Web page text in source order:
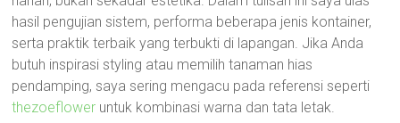
hasil pengujian sistem, performa beberapa jenis kontainer,
serta praktik terbaik yang terbukti di lapangan. Jika Anda
butuh inspirasi styling atau memilih tanaman hias
pendamping, saya sering mengacu pada referensi seperti
thezoeflower untuk kombinasi warna dan tata letak.